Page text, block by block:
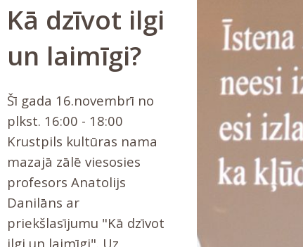
Kā dzīvot ilgi
un laimīgi?
Šī gada 16.novembrī no
plkst. 16:00 - 18:00
Krustpils kultūras nama
mazajā zālē viesosies
profesors Anatolijs
Danilāns ar
priekšlasījumu "Kā dzīvot
ilgi un laimīgi". Uz